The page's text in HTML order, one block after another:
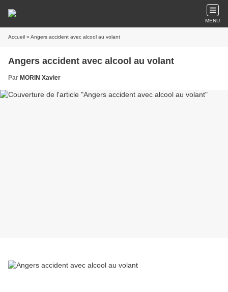
MENU
Accueil » Angers accident avec alcool au volant
Angers accident avec alcool au volant
Par MORIN Xavier